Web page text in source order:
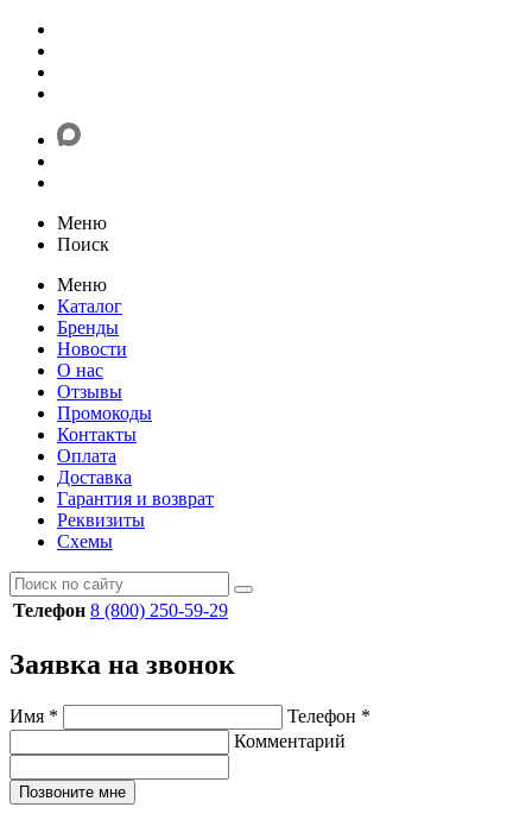
Меню
Поиск
Меню
Каталог
Бренды
Новости
О нас
Отзывы
Промокоды
Контакты
Оплата
Доставка
Гарантия и возврат
Реквизиты
Схемы
Телефон 8 (800) 250-59-29
Заявка на звонок
Имя * Телефон *
Комментарий
Позвоните мне